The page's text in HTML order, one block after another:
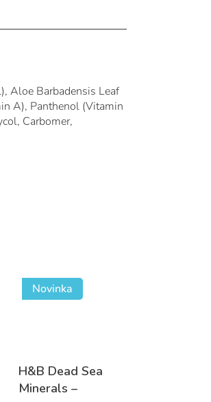
Novinka
H&B Dead Sea
Minerals –
Aloe Barbadensis Leaf
A), Panthenol (Vitamin
Carbomer,